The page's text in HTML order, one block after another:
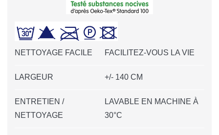
NETTOYAGE FACILE FACILITEZ-VOUS LA VIE
LARGEUR +/- 140 CM
ENTRETIEN /
NETTOYAGE
LAVABLE EN MACHINE À
30°C